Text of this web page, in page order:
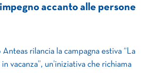
accanto alle persone
Anteas rilancia la campagna estiva “La
vacanza”, un’iniziativa che richiama